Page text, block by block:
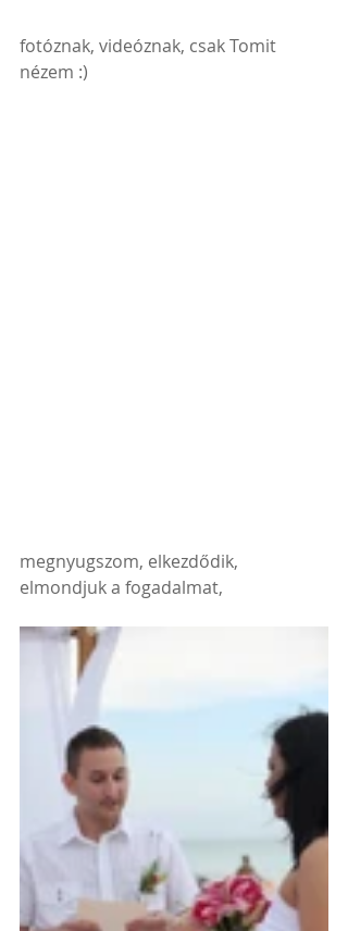
fotóznak, videóznak, csak Tomit
nézem :)
megnyugszom, elkezdődik,
elmondjuk a fogadalmat,